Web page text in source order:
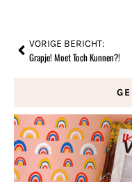
VORIGE BERICHT:
Grapje! Moet Toch Kunnen?!